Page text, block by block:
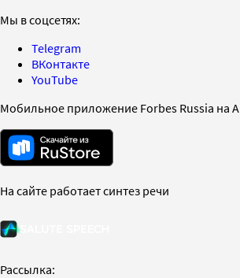
Мы в соцсетях:
Telegram
ВКонтакте
YouTube
Мобильное приложение Forbes Russia на
На сайте работает синтез речи
Рассылка: